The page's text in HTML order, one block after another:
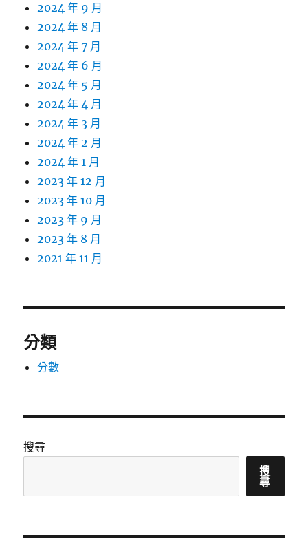
2024 年 9 月
2024 年 8 月
2024 年 7 月
2024 年 6 月
2024 年 5 月
2024 年 4 月
2024 年 3 月
2024 年 2 月
2024 年 1 月
2023 年 12 月
2023 年 10 月
2023 年 9 月
2023 年 8 月
2021 年 11 月
分類
分數
搜尋
搜
尋